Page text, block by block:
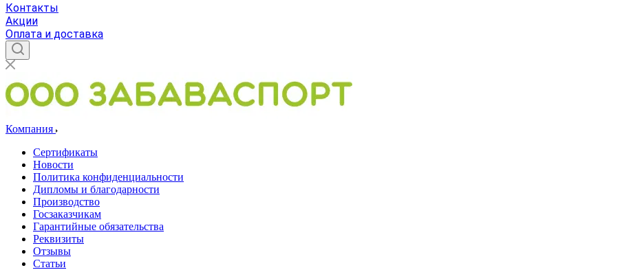
Контакты
Акции
Оплата и доставка
Компания
Сертификаты
Новости
Политика конфиденциальности
Дипломы и благодарности
Производство
Госзаказчикам
Гарантийные обязательства
Реквизиты
Отзывы
Статьи